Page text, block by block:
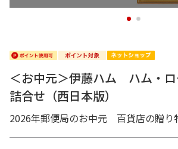
1 2
＜お中元＞伊藤ハム ハム・ロ
詰合せ（西日本版）
2026年郵便局のお中元 百貨店の贈り